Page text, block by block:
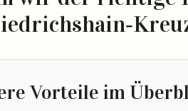
Vorteile im